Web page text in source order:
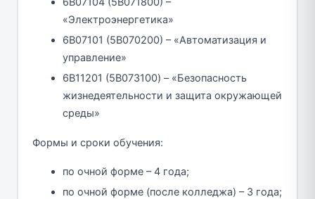
«Электроэнергетика»
6В07101 (5В070200) – «Автоматизация и
управление»
6В11201 (5B073100) – «Безопасность
жизнедеятельности и защита окружающей
среды»
Формы и сроки обучения:
по очной форме – 4 года;
по очной форме (после колледжа) – 3 года;